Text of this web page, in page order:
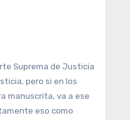
pero si en los
manuscrita, va a ese
eso como